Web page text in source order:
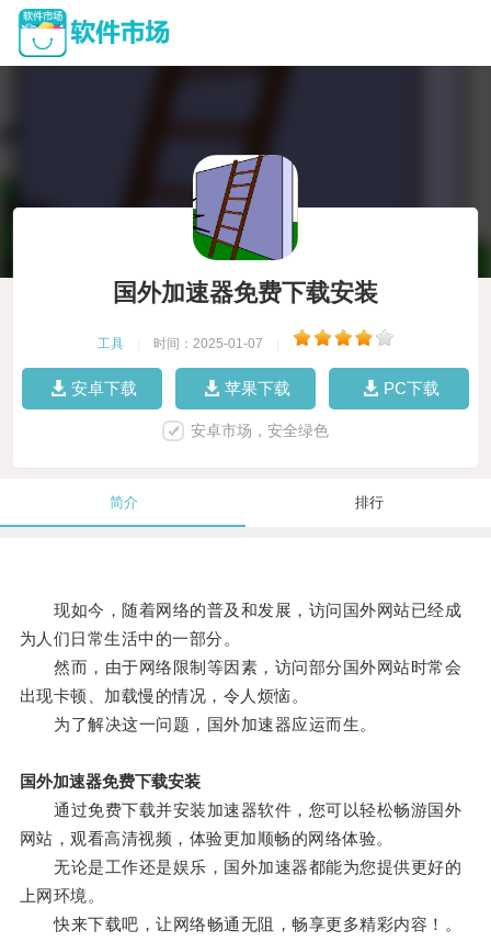
国外加速器免费下载安装
工具 时间：2025-01-07
安卓下载 苹果下载 PC下载
安卓市场，安全绿色
简介 排行
现如今，随着网络的普及和发展，访问国外网站已经成
为人们日常生活中的一部分。
然而，由于网络限制等因素，访问部分国外网站时常会
出现卡顿、加载慢的情况，令人烦恼。
为了解决这一问题，国外加速器应运而生。
国外加速器免费下载安装
通过免费下载并安装加速器软件，您可以轻松畅游国外
网站，观看高清视频，体验更加顺畅的网络体验。
无论是工作还是娱乐，国外加速器都能为您提供更好的
上网环境。
快来下载吧，让网络畅通无阻，畅享更多精彩内容！。